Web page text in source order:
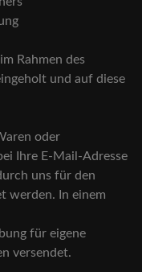
Rahmen des
und auf diese
oder
Ihre E-Mail-Adresse
uns für den
werden. In einem
für eigene
versendet.